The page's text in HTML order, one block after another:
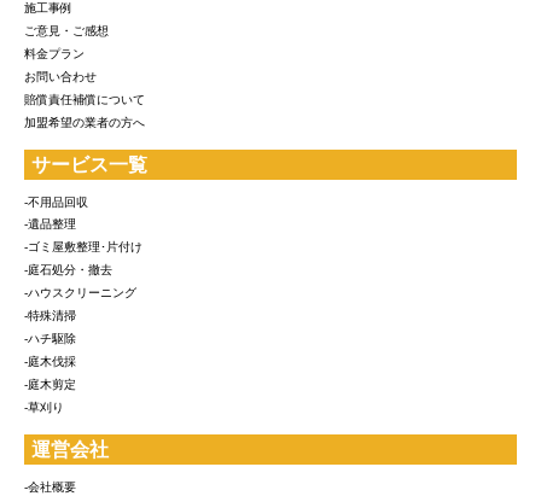
施工事例
ご意見・ご感想
料金プラン
お問い合わせ
賠償責任補償について
加盟希望の業者の方へ
サービス一覧
-不用品回収
-遺品整理
-ゴミ屋敷整理･片付け
-庭石処分・撤去
-ハウスクリーニング
-特殊清掃
-ハチ駆除
-庭木伐採
-庭木剪定
-草刈り
運営会社
-会社概要